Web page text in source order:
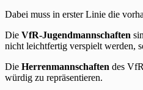
Dabei muss in erster Linie die
Die VfR-Jugendmannschaften
nicht leichtfertig verspielt werden,
Die Herrenmannschaften des
würdig zu repräsentieren.